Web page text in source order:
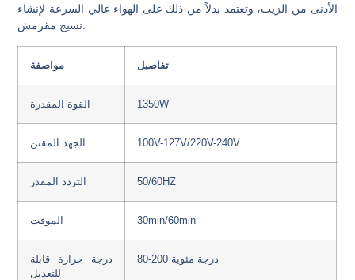
الأدنى من الزيت، وتعتمد بدلاً من ذلك على الهواء عالي السرعة لإنشاء
مواصفة تفاصيل
القوة المقدرة 1350W
الجهد المقنن 100V-127V/220V-240V
التردد المقدر 50/60HZ
الموقت 30min/60min
درجة حرارة قابلة
للتعديل
80-200 درجة مئوية